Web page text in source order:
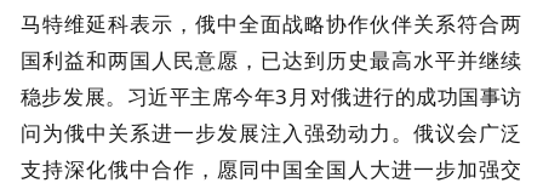
马特维延科表示，俄中全面战略协作伙伴关系符合两
国利益和两国人民意愿，已达到历史最高水平并继续
稳步发展。习近平主席今年3月对俄进行的成功国事访
问为俄中关系进一步发展注入强劲动力。俄议会广泛
支持深化俄中合作，愿同中国全国人大进一步加强交